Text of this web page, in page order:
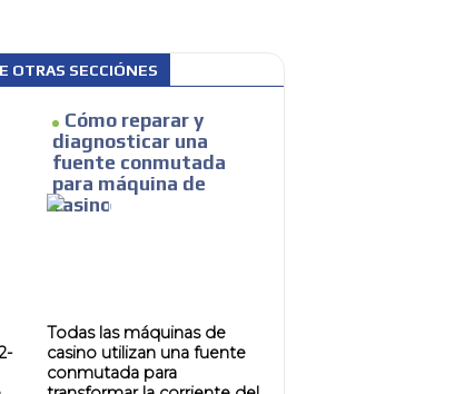
OTRAS SECCIÓNES
Cómo reparar y
diagnosticar una
fuente conmutada
para máquina de
casino
Todas las máquinas de
casino utilizan una fuente
conmutada para
ADVERTISEMENT
MEDIUM